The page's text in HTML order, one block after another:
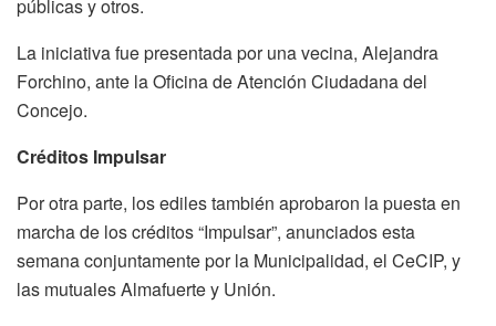
públicas y otros.
La iniciativa fue presentada por una vecina, Alejandra
Forchino, ante la Oficina de Atención Ciudadana del
Concejo.
Créditos Impulsar
Por otra parte, los ediles también aprobaron la puesta en
marcha de los créditos “Impulsar”, anunciados esta
semana conjuntamente por la Municipalidad, el CeCIP, y
las mutuales Almafuerte y Unión.